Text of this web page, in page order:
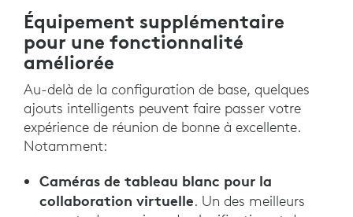
Équipement supplémentaire
pour une fonctionnalité
améliorée
Au-delà de la configuration de base, quelques
ajouts intelligents peuvent faire passer votre
expérience de réunion de bonne à excellente.
Notamment:
Caméras de tableau blanc pour la
collaboration virtuelle. Un des meilleurs